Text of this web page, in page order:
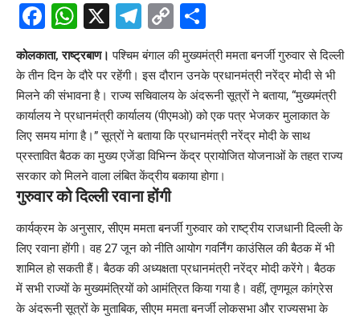
Facebook
WhatsApp
X Telegram
Copy
Link
कोलकाता, राष्ट्रबाण। पश्चिम बंगाल की मुख्यमंत्री ममता बनर्जी गुरुवार से दिल्ली
के तीन दिन के दौरे पर रहेंगी। इस दौरान उनके प्रधानमंत्री नरेंद्र मोदी से भी
मिलने की संभावना है। राज्य सचिवालय के अंदरूनी सूत्रों ने बताया, “मुख्यमंत्री
कार्यालय ने प्रधानमंत्री कार्यालय (पीएमओ) को एक पत्र भेजकर मुलाकात के
लिए समय मांगा है।” सूत्रों ने बताया कि प्रधानमंत्री नरेंद्र मोदी के साथ
प्रस्तावित बैठक का मुख्य एजेंडा विभिन्न केंद्र प्रायोजित योजनाओं के तहत राज्य
सरकार को मिलने वाला लंबित केंद्रीय बकाया होगा।
गुरुवार को दिल्ली रवाना होंगी
कार्यक्रम के अनुसार, सीएम ममता बनर्जी गुरुवार को राष्ट्रीय राजधानी दिल्ली के
लिए रवाना होंगी। वह 27 जून को नीति आयोग गवर्निंग काउंसिल की बैठक में भी
शामिल हो सकती हैं। बैठक की अध्यक्षता प्रधानमंत्री नरेंद्र मोदी करेंगे। बैठक
में सभी राज्यों के मुख्यमंत्रियों को आमंत्रित किया गया है। वहीं, तृणमूल कांग्रेस
के अंदरूनी सूत्रों के मुताबिक, सीएम ममता बनर्जी लोकसभा और राज्यसभा के